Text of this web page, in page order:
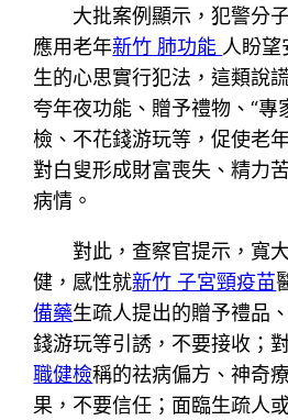
大批案例顯示，犯警分
應用老年新竹 肺功能 人盼望
生的心思實行犯法，這類說
夸年夜功能、贈予禮物、“專
檢、不花錢游玩等，促使老
對白叟形成財富喪失、精力
病情。
對此，查察官提示，寬
健，感性就新竹 子宮頸疫苗
備藥生疏人提出的贈予禮品
錢游玩等引誘，不要接收；
職健檢稱的祛病偏方、神奇
果，不要信任；面臨生疏人